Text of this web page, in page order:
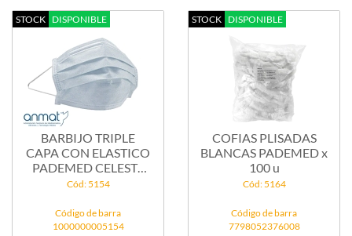
STOCK DISPONIBLE
BARBIJO TRIPLE
CAPA CON ELASTICO
PADEMED CELESTE
x...
Cód: 5154
Código de barra
1000000005154
STOCK DISPONIBLE
COFIAS PLISADAS
BLANCAS PADEMED x
100 u
Cód: 5164
Código de barra
7798052376008